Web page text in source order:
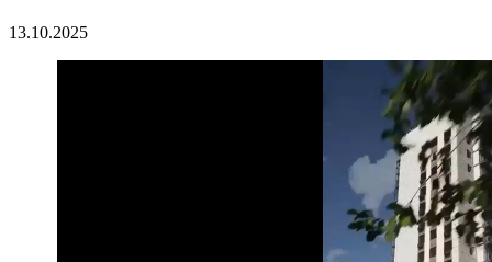
13.10.2025